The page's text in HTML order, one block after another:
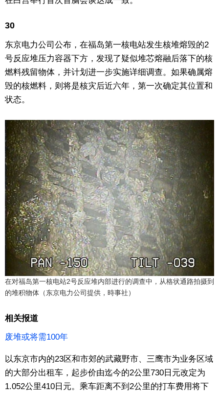
30
东京电力公司公布，在福岛第一核电站发生核堆熔毁的2
号反应堆压力容器下方，发现了疑似堆芯熔融后落下的核
燃料残留物体，并计划进一步实施详细调查。如果确属熔
毁的核燃料，则将是核灾后近六年，第一次确定其位置和
状态。
在对福岛第一核电站2号反应堆内部进行的调查中，从格状通路拍摄到
的堆积物体（东京电力公司提供，時事社）
相关报道
废堆或将需100年
以东京市内的23区和市郊的武藏野市、三鹰市为业务区域
的大部分出租车，起步价由迄今的2公里730日元改定为
1.052公里410日元。乘车距离不到2公里的打车费用将下